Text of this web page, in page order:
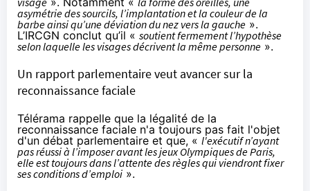
asymétrie des sourcils, l’implantation et la couleur de la
barbe ainsi qu’une déviation du nez vers la gauche ».
L’IRCGN conclut qu’il « soutient fermement l’hypothèse
selon laquelle les visages décrivent la même personne ».
Un rapport parlementaire veut avancer sur la
reconnaissance faciale
Télérama rappelle que la légalité de la
reconnaissance faciale n'a toujours pas fait l'objet
d'un débat parlementaire et que, « l'exécutif n’ayant
pas réussi à l’imposer avant les jeux Olympiques de Paris,
elle est toujours dans l’attente des règles qui viendront fixer
ses conditions d’emploi ».